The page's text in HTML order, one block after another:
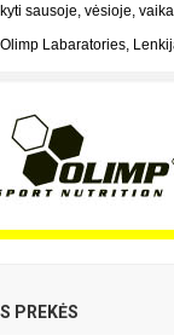
sausoje, vėsioje,
Olimp Labaratories,
PREKĖS